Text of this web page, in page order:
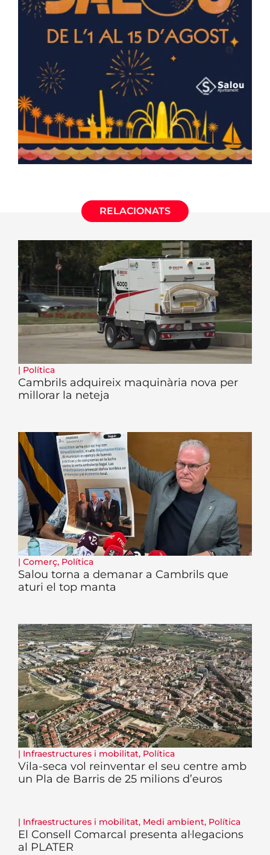
RELACIONATS
| Política
Cambrils adquireix maquinària nova per
millorar la neteja
| Comerç, Política
Salou torna a demanar a Cambrils que
aturi el top manta
| Infraestructures i mobilitat, Política
Vila-seca vol reinventar el seu centre amb
un Pla de Barris de 25 milions d’euros
| Infraestructures i mobilitat, Medi ambient, Política
El Consell Comarcal presenta al·legacions
al PLATER